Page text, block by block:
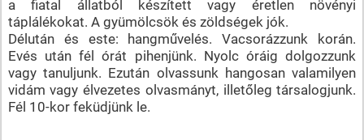
a fiatal állatból készített vagy éretlen növényi
táplálékokat. A gyümölcsök és zöldségek jók.
Délután és este: hangművelés. Vacsorázzunk korán.
Evés után fél órát pihenjünk. Nyolc óráig dolgozzunk
vagy tanuljunk. Ezután olvassunk hangosan valamilyen
vidám vagy élvezetes olvasmányt, illetőleg társalogjunk.
Fél 10-kor feküdjünk le.